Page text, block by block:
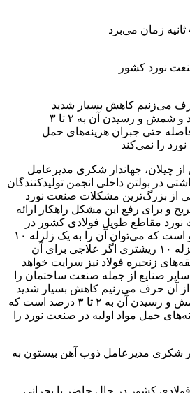
می‌زنیم کاهش بسیار شدید
فاصله قیمتی میلگرد و شمش و رسیدن آن به ۲ تا ۳
حتی جبران هزینه‌های حمل
را نمی‌کند
از چیلان، جهاندار شکری مدیرعامل
در بولتن داخلی انجمن تولیدکنندگان
یکی از بزرگ‌ترین مشکلات صنعت نورد
و برای رفع این مشکل راهکار ارائه
مقاطع طویل فولادی کشور در
حال حاضر با بحرانی روبرو است که می‌توان آن را به یک زلزله ۱۰
ریشتری تشبیه کرد. این زلزله ۱۰ ریشتری اگر علاجی برای آن
زنجیره فولاد نیز سرایت خواهد
صنایع از جمله صنعت ساختمان را
آن حرف می‌زنیم کاهش بسیار شدید
فاصله قیمتی میلگرد و شمش و رسیدن آن به ۲ تا ۳ درصد است که
حمل مواد اولیه در صنعت نورد را
شکری مدیرعامل ذوب آهن بیستون به
کشور در حال حاضر با بحرانی